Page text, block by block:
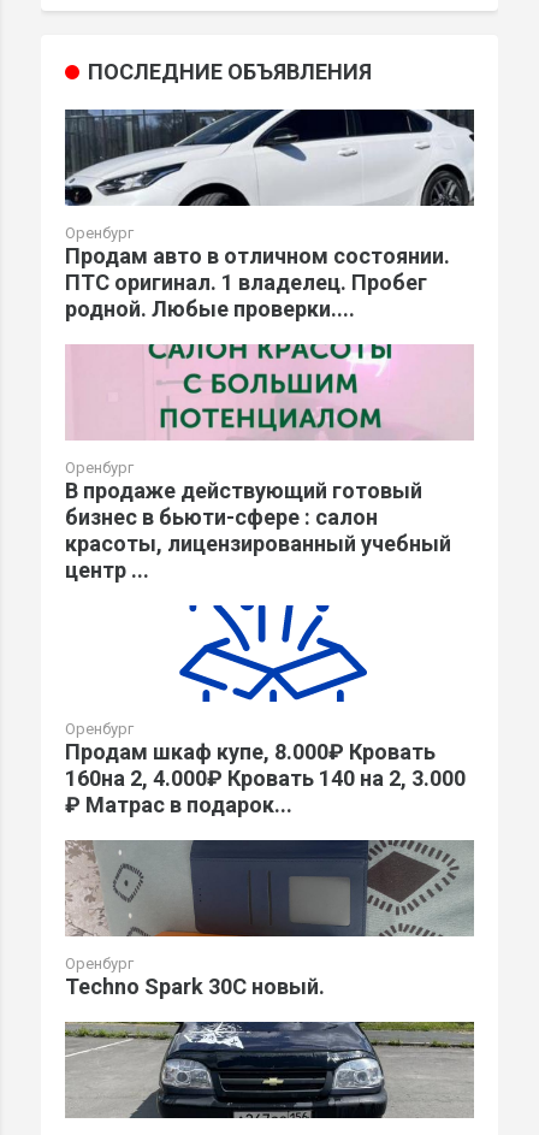
ПОСЛЕДНИЕ ОБЪЯВЛЕНИЯ
Оренбург
Продам авто в отличном состоянии.
ПТС оригинал. 1 владелец. Пробег
родной. Любые проверки....
Оренбург
В продаже действующий готовый
бизнес в бьюти-сфере : салон
красоты, лицензированный учебный
центр ...
Оренбург
Продам шкаф купе, 8.000₽ Кровать
160на 2, 4.000₽ Кровать 140 на 2, 3.000
₽ Матрас в подарок...
Оренбург
Techno Spark 30C новый.